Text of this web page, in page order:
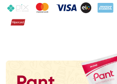
PIX MasterCard
VISA ELO AMEX
Hipercard
Promoção em